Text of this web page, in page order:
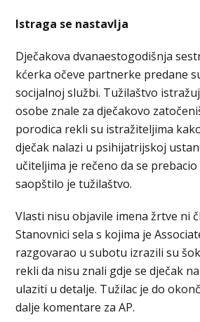
Istraga se nastavlja
Dječakova dvanaestogodišnja
kćerka očeve partnerke predane
socijalnoj službi. Tužilaštvo
osobe znale za dječakovo
porodica rekli su istražiteljima
dječak nalazi u psihijatrijskoj
učiteljima je rečeno da se
saopštilo je tužilaštvo.
Vlasti nisu objavile imena žrtve ni
Stanovnici sela s kojima je
razgovarao u subotu izrazili su
rekli da nisu znali gdje se dječak
ulaziti u detalje. Tužilac je do
dalje komentare za AP.